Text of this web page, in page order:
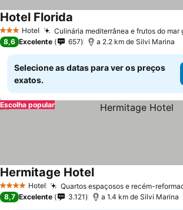
3 EstrelasHotel Culinária mediterrânea e frutos do mar
Hotel Florida
8,6 Excelente 657 a 2.2 km de Silvi Marina
Selecione as datas para ver os preços
exatos.
Escolha popular
4 EstrelasHotel Quartos espaçosos e recém-
Hermitage Hotel
8,7 Excelente 3.121 a 1.4 km de Silvi Marina